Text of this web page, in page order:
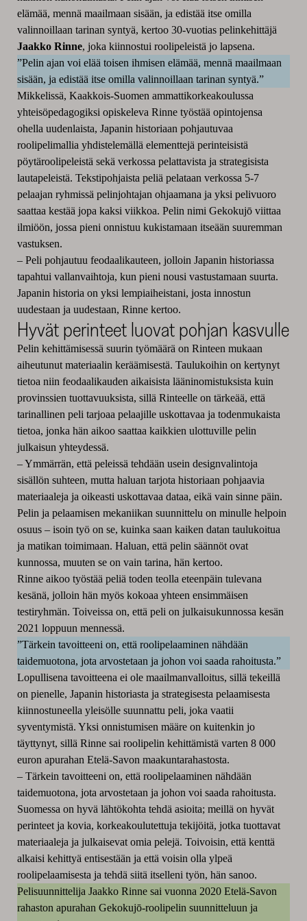
elämää, mennä maailmaan sisään, ja edistää itse omilla
valinnoillaan tarinan syntyä, kertoo 30-vuotias pelinkehittäjä
Jaakko Rinne, joka kiinnostui roolipeleistä jo lapsena.
”Pelin ajan voi elää toisen ihmisen elämää, mennä maailmaan
sisään, ja edistää itse omilla valinnoillaan tarinan syntyä.”
Mikkelissä, Kaakkois-Suomen ammattikorkeakoulussa
yhteisöpedagogiksi opiskeleva Rinne työstää opintojensa
ohella uudenlaista, Japanin historiaan pohjautuvaa
roolipelimallia yhdistelemällä elementtejä perinteisistä
pöytäroolipeleistä sekä verkossa pelattavista ja strategisista
lautapeleistä. Tekstipohjaista peliä pelataan verkossa 5-7
pelaajan ryhmissä pelinjohtajan ohjaamana ja yksi pelivuoro
saattaa kestää jopa kaksi viikkoa. Pelin nimi Gekokujōviittaa
ilmiöön, jossa pieni onnistuu kukistamaan itseään suuremman
vastuksen.
– Peli pohjautuu feodaalikauteen, jolloin Japanin historiassa
tapahtui vallanvaihtoja, kun pieni nousi vastustamaan suurta.
Japanin historia on yksi lempiaiheistani, josta innostun
uudestaan ja uudestaan, Rinne kertoo.
Hyvät perinteet luovat pohjan kasvulle
Pelin kehittämisessä suurin työmäärä on Rinteen mukaan
aiheutunut materiaalin keräämisestä. Taulukoihin on kertynyt
tietoa niin feodaalikauden aikaisista lääninomistuksista kuin
provinssien tuottavuuksista, sillä Rinteelle on tärkeää, että
tarinallinen peli tarjoaa pelaajille uskottavaa ja todenmukaista
tietoa, jonka hän aikoo saattaa kaikkien ulottuville pelin
julkaisun yhteydessä.
– Ymmärrän, että peleissä tehdään usein designvalintoja
sisällön suhteen, mutta haluan tarjota historiaan pohjaavia
materiaaleja ja oikeasti uskottavaa dataa, eikä vain sinne päin.
Pelin ja pelaamisen mekaniikan suunnittelu on minulle helpoin
osuus – isoin työ on se, kuinka saan kaiken datan taulukoitua
ja matikan toimimaan. Haluan, että pelin säännöt ovat
kunnossa, muuten se on vain tarina, hän kertoo.
Rinne aikoo työstää peliä toden teolla eteenpäin tulevana
kesänä, jolloin hän myös kokoaa yhteen ensimmäisen
testiryhmän. Toiveissa on, että peli on julkaisukunnossa kesän
2021 loppuun mennessä.
”Tärkein tavoitteeni on, että roolipelaaminen nähdään
taidemuotona, jota arvostetaan ja johon voi saada rahoitusta.”
Lopullisena tavoitteena ei ole maailmanvalloitus, sillä tekeillä
on pienelle, Japanin historiasta ja strategisesta pelaamisesta
kiinnostuneella yleisölle suunnattu peli, joka vaatii
syventymistä. Yksi onnistumisen määre on kuitenkin jo
täyttynyt, sillä Rinne sai roolipelin kehittämistä varten 8 000
euron apurahan Etelä-Savon maakuntarahastosta.
– Tärkein tavoitteeni on, että roolipelaaminen nähdään
taidemuotona, jota arvostetaan ja johon voi saada rahoitusta.
Suomessa on hyvä lähtökohta tehdä asioita; meillä on hyvät
perinteet ja kovia, korkeakoulutettuja tekijöitä, jotka tuottavat
materiaaleja ja julkaisevat omia pelejä. Toivoisin, että kenttä
alkaisi kehittyä entisestään ja että voisin olla ylpeä
roolipelaamisesta ja tehdä siitä itselleni työn, hän sanoo.
Pelisuunnittelija Jaakko Rinne sai vuonna 2020 Etelä-Savon
rahaston apurahan Gekokujō-roolipelin suunnitteluun ja